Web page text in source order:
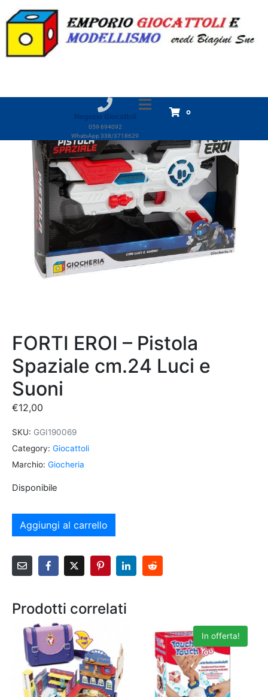
Negozio Giocattoli
059 694092
WhatsApp 338/3718629
0
Home
Prodotti
FORTI EROI - Pistola Spaziale cm.24 Luci e Suoni
FORTI EROI – Pistola
Spaziale cm.24 Luci e
Suoni
€12,00
SKU: GGI190069
Category: Giocattoli
Marchio: Giocheria
Disponibile
Aggiungi al carrello
Prodotti correlati
In offerta!